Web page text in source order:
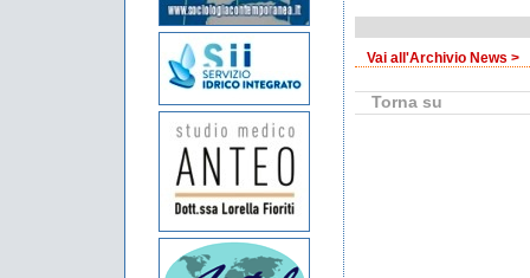
Vai all'Archivio News >
Torna su